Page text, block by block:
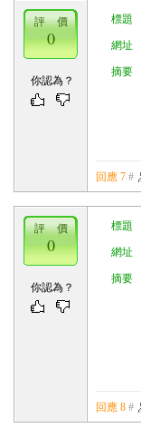
標題
網址
摘要
評 價
0
你認為？
回應 7 #
標題
網址
摘要
評 價
0
你認為？
回應 8 #